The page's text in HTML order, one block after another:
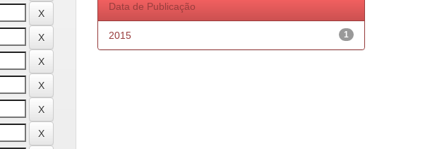
Data de Publicação
1
2015